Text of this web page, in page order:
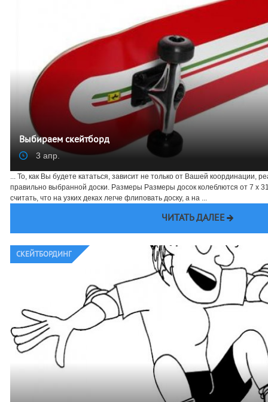
Выбираем скейтборд
3 апр.
... То, как Вы будете кататься, зависит не только от Вашей координации,
правильно выбранной доски. Размеры Размеры досок колеблются от 7 х
считать, что на узких деках легче флиповать доску, а на ...
ЧИТАТЬ ДАЛЕЕ
CКЕЙТБОРДИНГ